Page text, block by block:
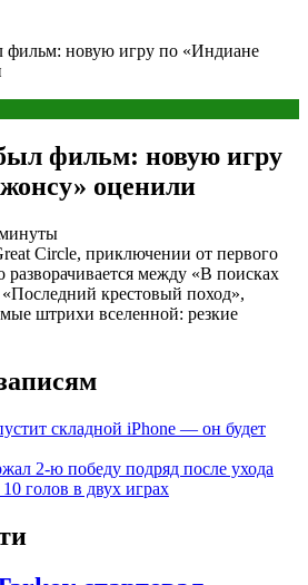
фильм: новую игру по «Индиане
фильм: новую игру
оценили
Circle, приключении от первого
разворачивается между «В поисках
«Последний крестовый поход»,
штрихи вселенной: резкие
складной iPhone — он будет
2-ю победу подряд после ухода
голов в двух играх